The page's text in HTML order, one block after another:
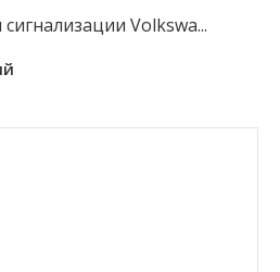
Volkswa...